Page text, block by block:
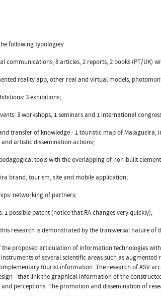
following typologies:
communications, 8 articles, 2 reports, 2 books (PT/UK)
reality app, other real and virtual models,
3 exhibitions;
3 workshops, 1 seminars and 1 international
transfer of knowledge - 1 touristic map of
artistic dissemination actions;
tools with the overlapping of non-built
brand, tourism, site and mobile application;
networking of partners;
1 possible patent (notice that RA changes very quickly);
research is demonstrated by the transversal nature
the proposed articulation of information technologies
of several scientific areas such as
tourist information. The research of ASV
- that link the graphical information of the
perceptions. The promotion and dissemination of